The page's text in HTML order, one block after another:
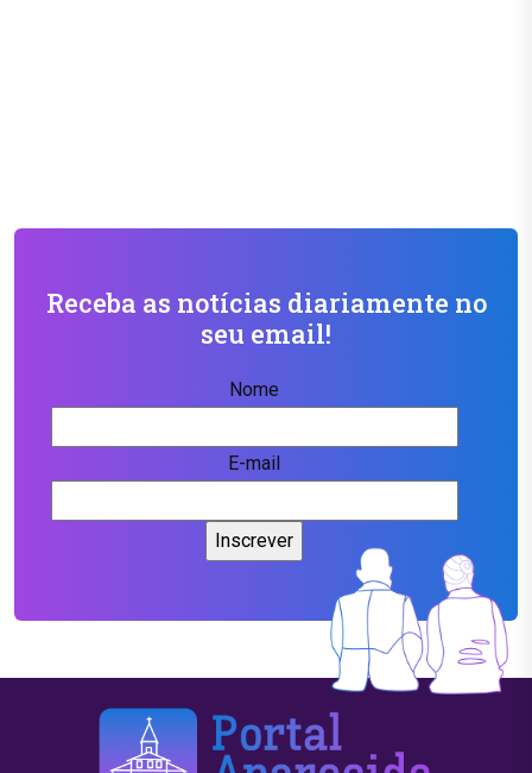
Receba as notícias diariamente no
seu email!
Nome
E-mail